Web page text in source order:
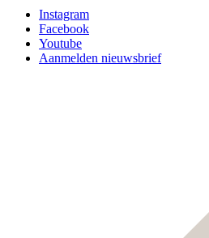
Instagram
Facebook
Youtube
Aanmelden nieuwsbrief